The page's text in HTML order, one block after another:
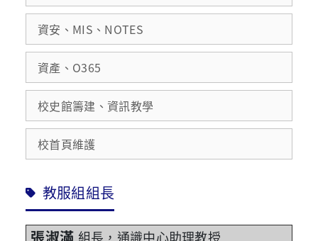
資安、MIS、NOTES
資產、O365
校史館籌建、資訊教學
校首頁維護
教服組組長
張淑滿 組長，通識中心助理教授